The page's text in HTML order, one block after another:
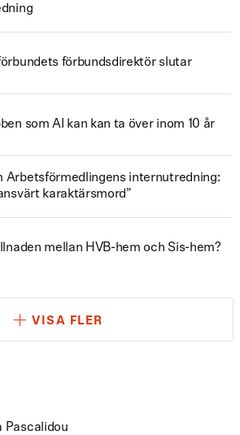
förbundsdirektör slutar
som AI kan kan ta över inom 10 år
Arbetsförmedlingens internutredning:
karaktärsmord”
mellan HVB-hem och Sis-hem?
VISA FLER
Pascalidou